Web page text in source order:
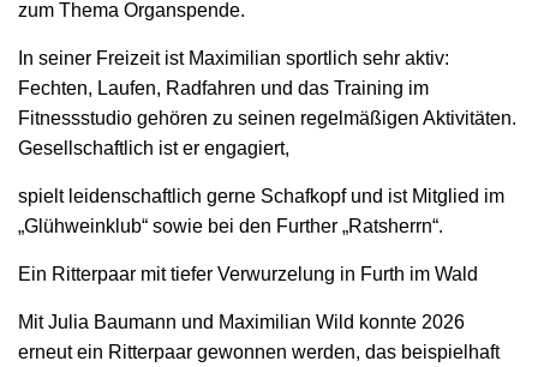
zum Thema Organspende.
In seiner Freizeit ist Maximilian sportlich sehr aktiv:
Fechten, Laufen, Radfahren und das Training im
Fitnessstudio gehören zu seinen regelmäßigen Aktivitäten.
Gesellschaftlich ist er engagiert,
spielt leidenschaftlich gerne Schafkopf und ist Mitglied im
„Glühweinklub“ sowie bei den Further „Ratsherrn“.
Ein Ritterpaar mit tiefer Verwurzelung in Furth im Wald
Mit Julia Baumann und Maximilian Wild konnte 2026
erneut ein Ritterpaar gewonnen werden, das beispielhaft